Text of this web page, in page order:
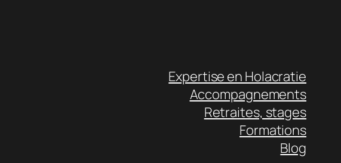
Expertise en Holacratie
Accompagnements
Retraites, stages
Formations
Blog